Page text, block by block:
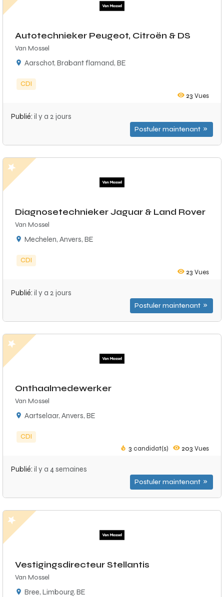
Autotechnieker Peugeot, Citroën & DS
Van Mossel
Aarschot, Brabant flamand, BE
CDI
23 Vues
Publié: il y a 2 jours
Postuler maintenant
Diagnosetechnieker Jaguar & Land Rover
Van Mossel
Mechelen, Anvers, BE
CDI
23 Vues
Publié: il y a 2 jours
Postuler maintenant
Onthaalmedewerker
Van Mossel
Aartselaar, Anvers, BE
CDI
3 candidat(s) 203 Vues
Publié: il y a 4 semaines
Postuler maintenant
Vestigingsdirecteur Stellantis
Van Mossel
Bree, Limbourg, BE